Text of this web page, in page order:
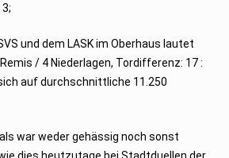
und dem LASK im Oberhaus lautet
/ 4 Niederlagen, Tordifferenz: 17 :
auf durchschnittliche 11.250
war weder gehässig noch sonst